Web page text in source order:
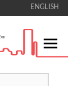
ENGLISH